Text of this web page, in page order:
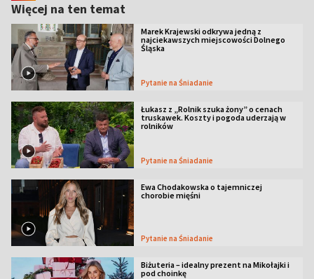
Więcej na ten temat
Marek Krajewski odkrywa jedną z
najciekawszych miejscowości Dolnego
Śląska
Pytanie na Śniadanie
Łukasz z „Rolnik szuka żony” o cenach
truskawek. Koszty i pogoda uderzają w
rolników
Pytanie na Śniadanie
Ewa Chodakowska o tajemniczej
chorobie mięśni
Pytanie na Śniadanie
Biżuteria – idealny prezent na Mikołajki i
pod choinkę